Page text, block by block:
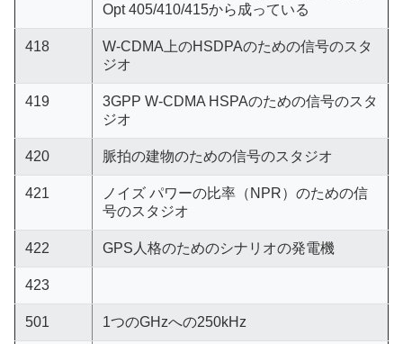
Opt 405/410/415から成っている
418
W-CDMA上のHSDPAのための信号のスタ
ジオ
419
3GPP W-CDMA HSPAのための信号のスタ
ジオ
420 脈拍の建物のための信号のスタジオ
421
ノイズ パワーの比率（NPR）のための信
号のスタジオ
422 GPS人格のためのシナリオの発電機
423
501 1つのGHzへの250kHz